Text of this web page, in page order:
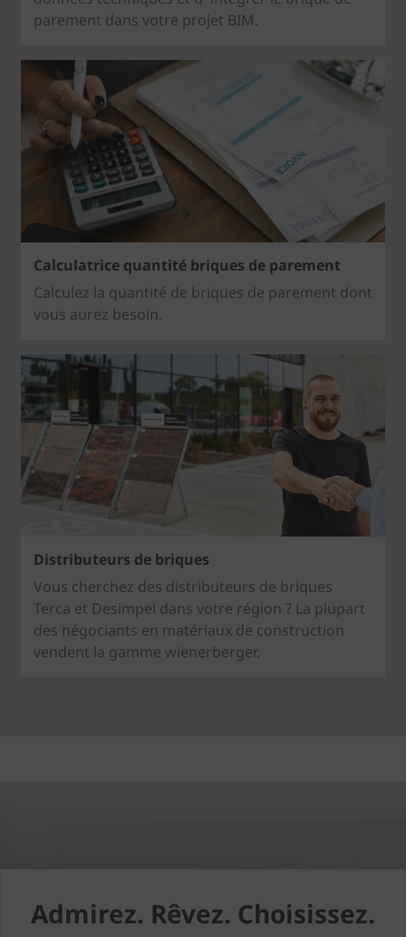
parement dans votre projet BIM.
Calculatrice quantité briques de parement
Calculez la quantité de briques de parement dont
vous aurez besoin.
Distributeurs de briques
Vous cherchez des distributeurs de briques
Terca et Desimpel dans votre région ? La plupart
des négociants en matériaux de construction
vendent la gamme wienerberger.
Admirez. Rêvez. Choisissez.